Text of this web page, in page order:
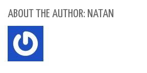
ABOUT THE AUTHOR: NATAN